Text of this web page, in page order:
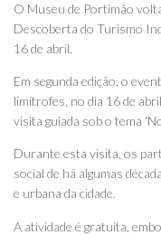
O Museu de Portimão
Descoberta do Turismo
16 de abril.
Em segunda edição, o
limítrofes, no dia 16 de
visita guiada sob o tema
Durante esta visita, os
social de há algumas
e urbana da cidade.
A atividade é gratuita,